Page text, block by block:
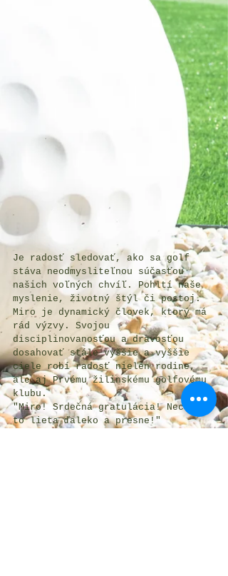
Je radosť sledovať, ako sa golf
stáva neodmysliteľnou súčasťou
našich voľných chvíľ. Pohltí naše
myslenie, životný štýl či postoj.
Miro je dynamický človek, ktorý má
rád výzvy. Svojou
disciplinovanosťou a dravosťou
dosahovať stále vyššie a vyššie
ciele robí radosť nielen rodine,
ale aj Prvému žilinskému golfovému
klubu.
"Miro! Srdečná gratulácia! Nech ti
to lieta ďaleko a presne!"